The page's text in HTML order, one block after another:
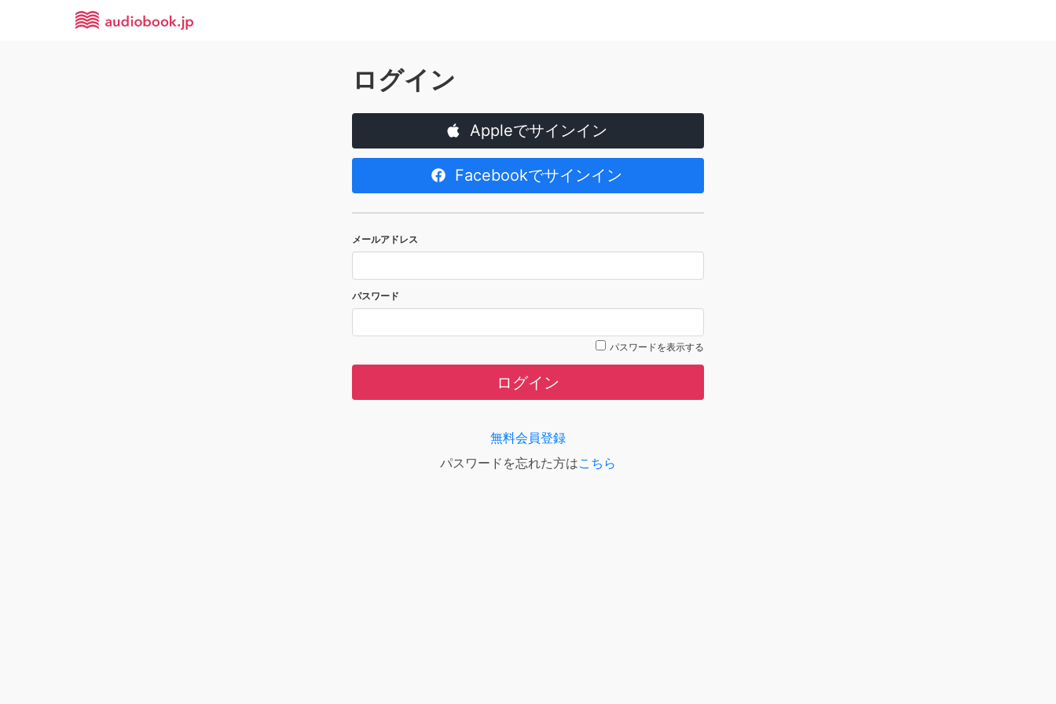
ログイン
Appleでサインイン
Facebookでサインイン
メールアドレス
パスワード
パスワードを表示する
ログイン
無料会員登録
パスワードを忘れた方はこちら